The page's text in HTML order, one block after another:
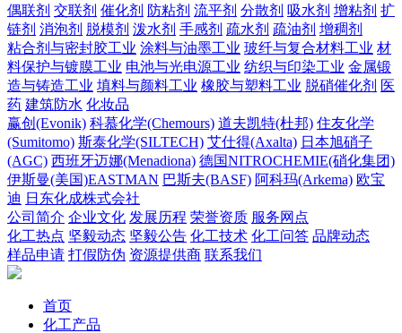
偶联剂 交联剂 催化剂 防粘剂 流平剂 分散剂 吸水剂 增粘剂 扩
链剂 消泡剂 脱模剂 泼水剂 手感剂 疏水剂 疏油剂 增稠剂
粘合剂与密封胶工业 涂料与油墨工业 玻纤与复合材料工业 材
料保护与镀膜工业 电池与光电源工业 纺织与印染工业 金属锻
造与铸造工业 填料与颜料工业 橡胶与塑料工业 脱硝催化剂 医
药 建筑防水 化妆品
赢创(Evonik) 科慕化学(Chemours) 道夫凯特(杜邦) 住友化学
(Sumitomo) 斯泰化学(SILTECH) 艾仕得(Axalta) 日本旭硝子
(AGC) 西班牙迈娜(Menadiona) 德国NITROCHEMIE(硝化集团)
伊斯曼(美国)EASTMAN 巴斯夫(BASF) 阿科玛(Arkema) 欧宝
迪 日东化成株式会社
公司简介 企业文化 发展历程 荣誉资质 服务网点
化工热点 坚毅动态 坚毅公告 化工技术 化工问答 品牌动态
样品申请 打假防伪 资源提供商 联系我们
首页
化工产品